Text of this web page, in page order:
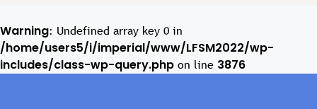
Warning: Undefined array key 0 in
/home/users5/i/imperial/www/LFSM2022/wp-
includes/class-wp-query.php on line 3876